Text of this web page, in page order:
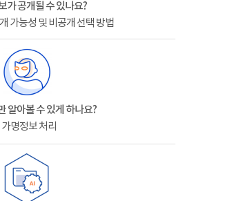
가 공개될 수 있나요?
가능성 및 비공개 선택 방법
알아볼 수 있게 하나요?
가명정보 처리